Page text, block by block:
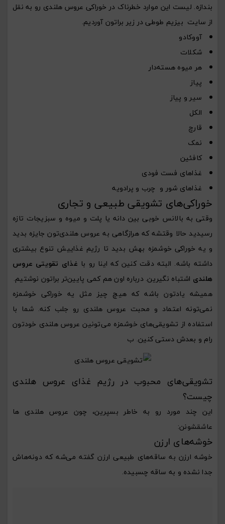
بندازه. لیست این موارد خطرناک در خوراکی عروس هلندی رو به نقل
از سایت بیزیم طوطی در زیر براتون آوردیم.
آووکادو
شکلات
هر میوه هسته‌دار
پیاز
سیر و پیاز
الکل
قارچ
نمک
کافئین
غذاهای فست فودی
غذاهای شور و چرب و پرادویه
خوراکی‌های تشویقی طبیعی و تجاری
وقتی به بالانس خوبی بین دانه یا پلت و میوه و سبزیجات تازه
رسیدید حالا وقتشه که هرازگاهی به عروس هلندی‌تون جایزه بدید
و یه خوراکی خوشمزه بهش بدید تا رژیم غذاییش تنوع بیشتری
داشته باشه. البته دقت کنین که اینا رو با غذای تقویتی عروس
هلندی اشتباه نگیرین. درباره اون هم کمی پایین‌تر براتون نوشتیم.
همیشه یادتون باشه که هیچ چیز مثل یه خوراکی خوشمزه
نمی‌تونه اعتماد و محبت عروس هلندی رو جلب کنه. شما با
استفاده از تشویقی‌های خوشمزه می‌تونین عروس هلندی خودتون
رام و بعدش دستی کنین. ب
تشویقی‌های محبوب در رژیم غذای عروس هلندی
چیست؟
این چند مورد رو به خاطر بسپرین، چون عروس هلندی ها
عاشقشونن:
خوشه‌های ارزن
خوشه ارزن به ساقه‌های طبیعی ارزن گفته می‌شه که دونه‌هاش
جدا نشده و به ساقه چسبیده.